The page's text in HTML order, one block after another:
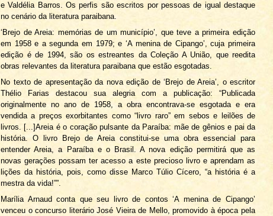
e Valdélia Barros. Os perfis são escritos por pessoas de igual destaque
no cenário da literatura paraibana.
‘Brejo de Areia: memórias de um município’, que teve a primeira edição
em 1958 e a segunda em 1979; e ‘A menina de Cipango’, cuja primeira
edição é de 1994, são os estreantes da Coleção A União, que reedita
obras relevantes da literatura paraibana que estão esgotadas.
No texto de apresentação da nova edição de ‘Brejo de Areia’, o escritor
Thélio Farias destacou sua alegria com a publicação: “Publicada
originalmente no ano de 1958, a obra encontrava-se esgotada e era
vendida a preços exorbitantes como “livro raro” em sebos e leilões de
livros. [...]Areia é o coração pulsante da Paraíba: mãe de gênios e pai da
história. O livro Brejo de Areia constitui-se uma obra essencial para
entender Areia, a Paraíba e o Brasil. A nova edição permitirá que as
novas gerações possam ter acesso a este precioso livro e aprendam as
lições da história, pois, como disse Marco Túlio Cícero, “a história é a
mestra da vida!””.
Marília Arnaud conta que seu livro de contos ‘A menina de Cipango’
venceu o concurso literário José Vieira de Mello, promovido à época pela